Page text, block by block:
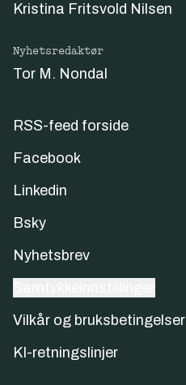
Kristina Fritsvold Nilsen
Nyhetsredaktør
Tor M. Nondal
RSS-feed forside
Facebook
Linkedin
Bsky
Nyhetsbrev
Vilkår og bruksbetingelser
KI-retningslinjer